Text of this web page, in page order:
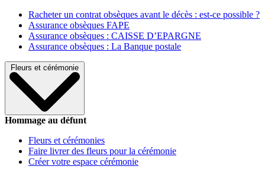
Racheter un contrat obsèques avant le décès : est-ce possible ?
Assurance obsèques FAPE
Assurance obsèques : CAISSE D’EPARGNE
Assurance obsèques : La Banque postale
Fleurs et cérémonie
Hommage au défunt
Fleurs et cérémonies
Faire livrer des fleurs pour la cérémonie
Créer votre espace cérémonie